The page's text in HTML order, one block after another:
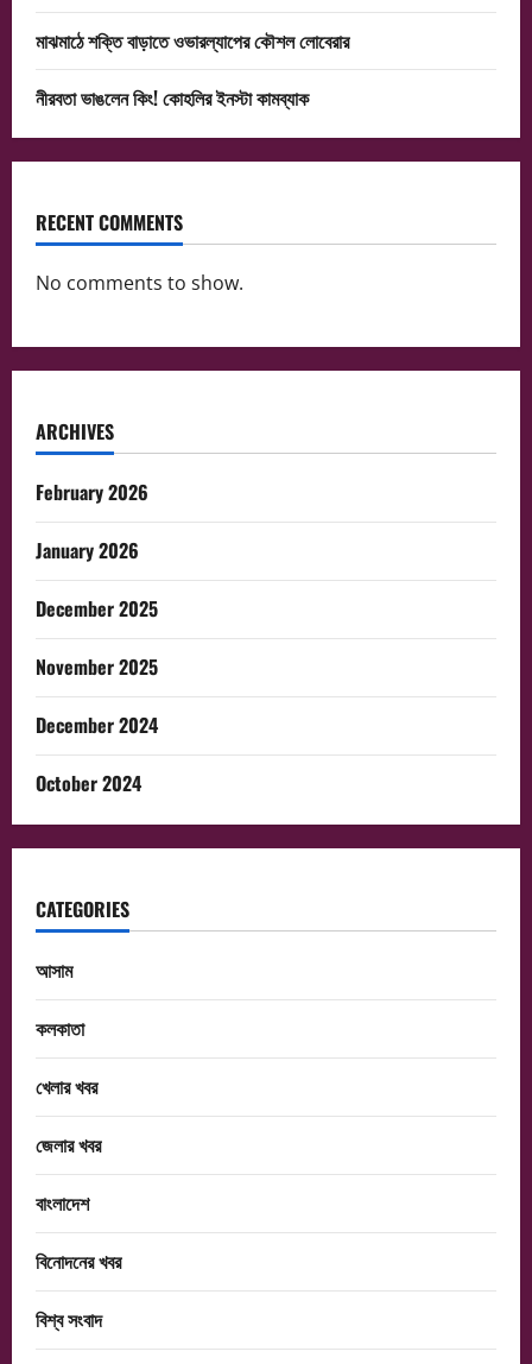
মাঝমাঠে শক্তি বাড়াতে ওভারল্যাপের কৌশল লোবেরার
নীরবতা ভাঙলেন কিং! কোহলির ইনস্টা কামব্যাক
RECENT COMMENTS
No comments to show.
ARCHIVES
February 2026
January 2026
December 2025
November 2025
December 2024
October 2024
CATEGORIES
আসাম
কলকাতা
খেলার খবর
জেলার খবর
বাংলাদেশ
বিনোদনের খবর
বিশ্ব সংবাদ